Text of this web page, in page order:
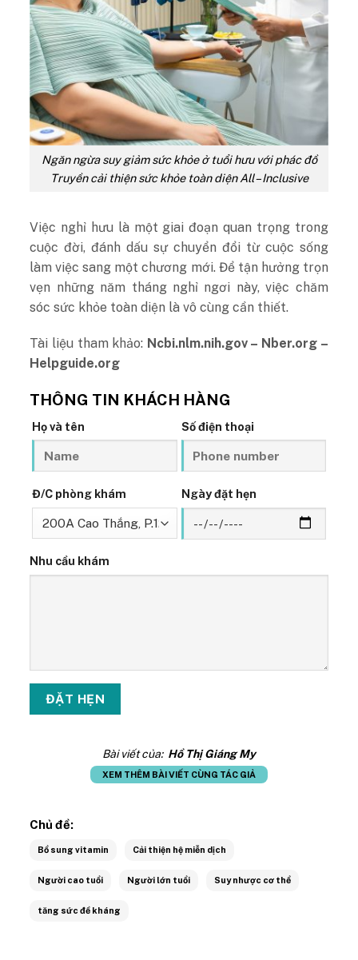
Ngăn ngừa suy giảm sức khỏe ở tuổi hưu với phác đồ
Truyền cải thiện sức khỏe toàn diện All – Inclusive
Việc nghỉ hưu là một giai đoạn quan trọng trong
cuộc đời, đánh dấu sự chuyển đổi từ cuộc sống
làm việc sang một chương mới. Để tận hưởng trọn
vẹn những năm tháng nghỉ ngơi này, việc chăm
sóc sức khỏe toàn diện là vô cùng cần thiết.
Tài liệu tham khảo: Ncbi.nlm.nih.gov – Nber.org –
Helpguide.org
THÔNG TIN KHÁCH HÀNG
Họ và tên Số điện thoại
Đ/C phòng khám Ngày đặt hẹn
Nhu cầu khám
Bài viết của: Hồ Thị Giáng My
XEM THÊM BÀI VIẾT CÙNG TÁC GIẢ
Chủ đề:
Bổ sung vitamin Cải thiện hệ miễn dịch
Người cao tuổi Người lớn tuổi Suy nhược cơ thể
tăng sức đề kháng